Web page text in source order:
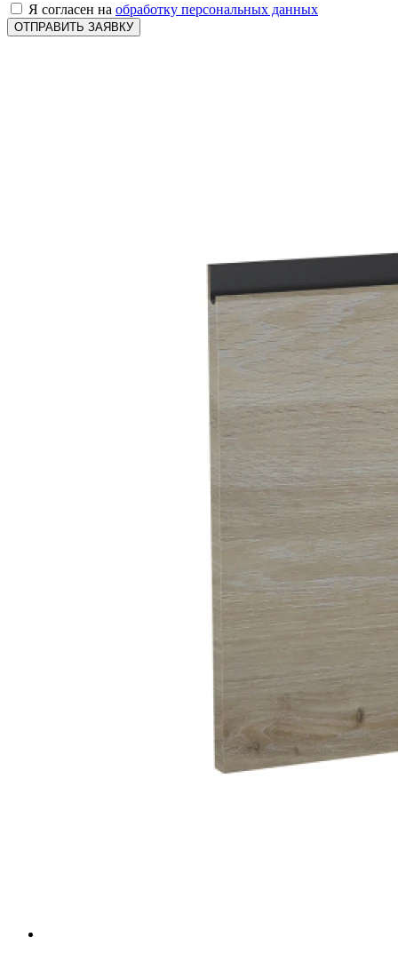
Я согласен на обработку персональных данных